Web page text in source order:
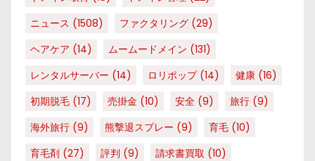
ニュース (1508) ファクタリング (29)
ヘアケア (14) ムームードメイン (131)
レンタルサーバー (14) ロリポップ(14) 健康 (16)
初期脱毛 (17) 売掛金 (10) 安全 (9) 旅行 (9)
海外旅行 (9) 熊撃退スプレー (9) 育毛 (10)
育毛剤 (27) 評判 (9) 請求書買取 (10)